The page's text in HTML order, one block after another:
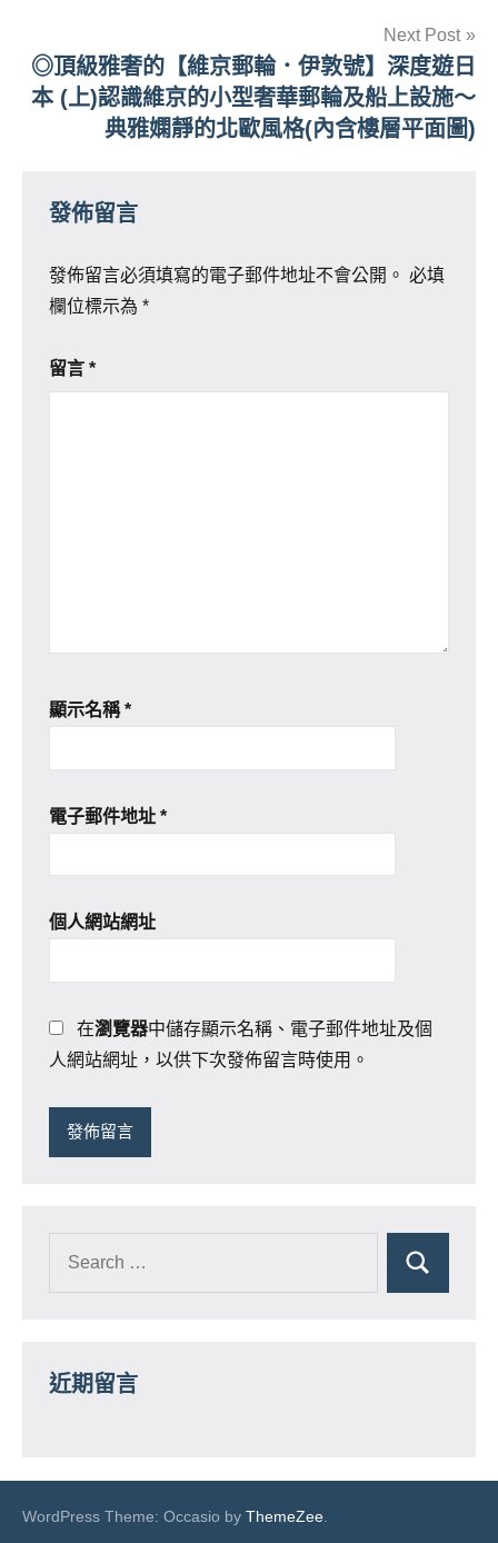
Next Post
◎頂級雅奢的【維京郵輪．伊敦號】深度遊⽇
本 (上)認識維京的小型奢華郵輪及船上設施～
典雅嫻靜的北歐風格(內含樓層平面圖)
發佈留言
發佈留言必須填寫的電子郵件地址不會公開。 必填
欄位標示為 *
留言 *
顯示名稱*
電子郵件地址 *
個人網站網址
在瀏覽器中儲存顯示名稱、電子郵件地址及個
人網站網址，以供下次發佈留言時使用。
近期留言
WordPress Theme: Occasio by ThemeZee